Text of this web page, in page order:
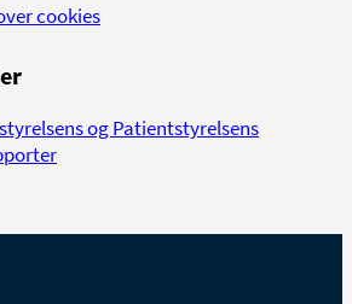
cookies
og Patientstyrelsens